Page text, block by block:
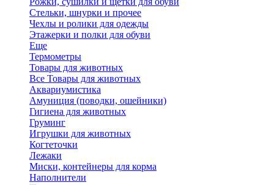
Стельки, шнурки и прочее
Чехлы и ролики для одежды
Этажерки и полки для обуви
Еще
Термометры
Товары для животных
Все Товары для животных
Аквариумистика
Амуниция (поводки, ошейники)
Гигиена для животных
Груминг
Игрушки для животных
Когтеточки
Лежаки
Миски, контейнеры для корма
Наполнители